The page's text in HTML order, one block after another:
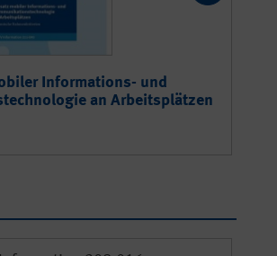
Informations- und
an Arbeitsplätzen